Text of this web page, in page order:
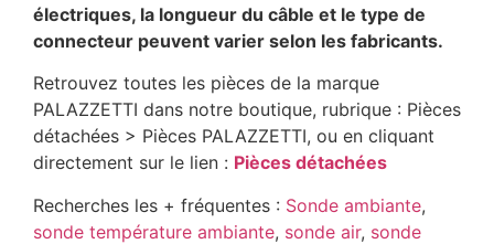
électriques, la longueur du câble et le type de
connecteur peuvent varier selon les fabricants.
Retrouvez toutes les pièces de la marque
PALAZZETTI dans notre boutique, rubrique : Pièces
détachées > Pièces PALAZZETTI, ou en cliquant
directement sur le lien : Pièces détachées
Recherches les + fréquentes : Sonde ambiante,
sonde température ambiante, sonde air, sonde